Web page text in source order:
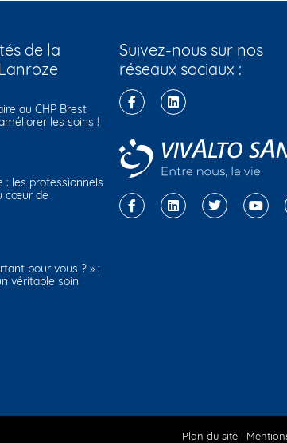
de la
au CHP Brest
les soins !
: les professionnels
cœur de
pour vous ? » :
véritable soin
Suivez-nous sur nos
réseaux sociaux :
Plan du site |